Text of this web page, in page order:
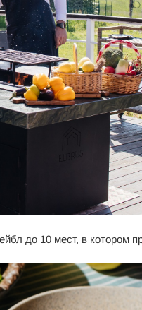
до 10 мест, в котором